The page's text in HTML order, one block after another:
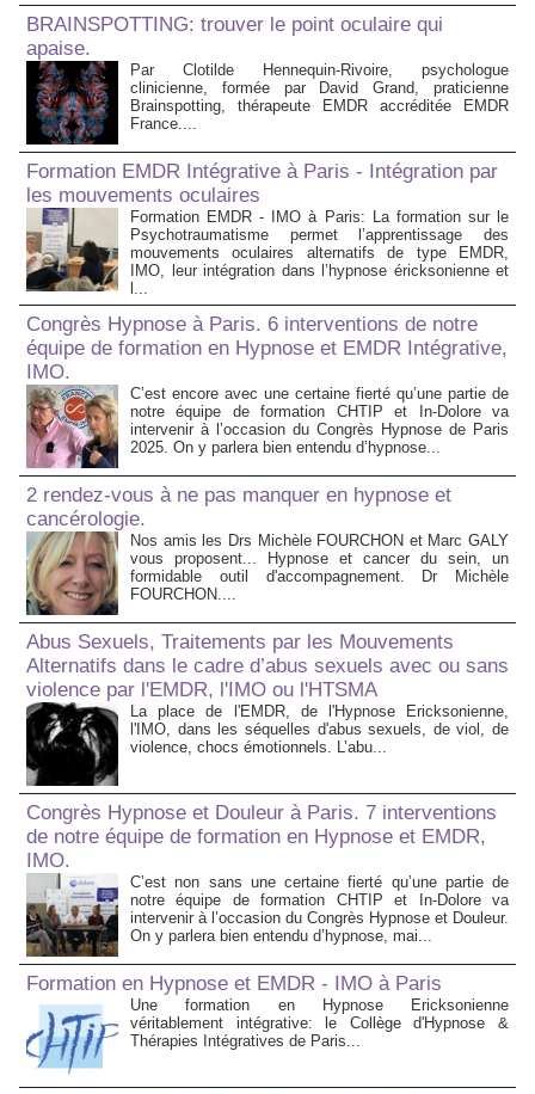
BRAINSPOTTING: trouver le point oculaire qui
apaise.
Par Clotilde Hennequin-Rivoire, psychologue
clinicienne, formée par David Grand, praticienne
Brainspotting, thérapeute EMDR accréditée EMDR
France....
Formation EMDR Intégrative à Paris - Intégration par
les mouvements oculaires
Formation EMDR - IMO à Paris: La formation sur le
Psychotraumatisme permet l’apprentissage des
mouvements oculaires alternatifs de type EMDR,
IMO, leur intégration dans l’hypnose éricksonienne et
l...
Congrès Hypnose à Paris. 6 interventions de notre
équipe de formation en Hypnose et EMDR Intégrative,
IMO.
C’est encore avec une certaine fierté qu’une partie de
notre équipe de formation CHTIP et In-Dolore va
intervenir à l’occasion du Congrès Hypnose de Paris
2025. On y parlera bien entendu d’hypnose...
2 rendez-vous à ne pas manquer en hypnose et
cancérologie.
Nos amis les Drs Michèle FOURCHON et Marc GALY
vous proposent... Hypnose et cancer du sein, un
formidable outil d'accompagnement. Dr Michèle
FOURCHON....
Abus Sexuels, Traitements par les Mouvements
Alternatifs dans le cadre d’abus sexuels avec ou sans
violence par l'EMDR, l'IMO ou l'HTSMA
La place de l'EMDR, de l'Hypnose Ericksonienne,
l'IMO, dans les séquelles d'abus sexuels, de viol, de
violence, chocs émotionnels. L’abu...
Congrès Hypnose et Douleur à Paris. 7 interventions
de notre équipe de formation en Hypnose et EMDR,
IMO.
C’est non sans une certaine fierté qu’une partie de
notre équipe de formation CHTIP et In-Dolore va
intervenir à l’occasion du Congrès Hypnose et Douleur.
On y parlera bien entendu d’hypnose, mai...
Formation en Hypnose et EMDR - IMO à Paris
Une formation en Hypnose Ericksonienne
véritablement intégrative: le Collège d'Hypnose &
Thérapies Intégratives de Paris...